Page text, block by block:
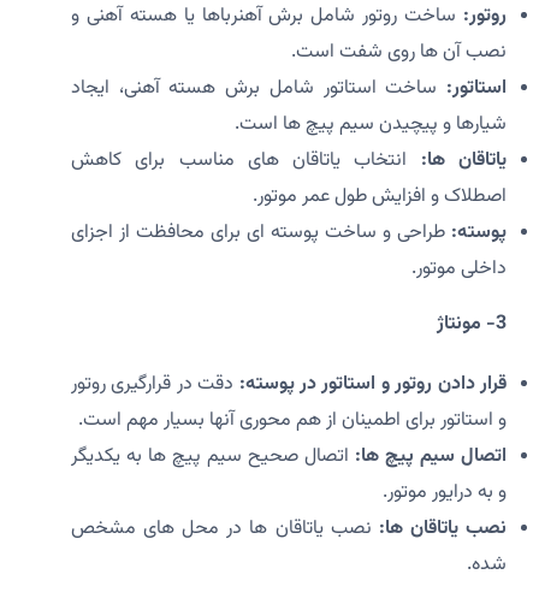
روتور: ساخت روتور شامل برش آهنرباها یا هسته آهنی و
نصب آن ها روی شفت است.
استاتور: ساخت استاتور شامل برش هسته آهنی، ایجاد
شیارها و پیچیدن سیم پیچ ها است.
یاتاقان ها: انتخاب یاتاقان های مناسب برای کاهش
اصطلاک و افزایش طول عمر موتور.
پوسته: طراحی و ساخت پوسته ای برای محافظت از اجزای
داخلی موتور.
3- مونتاژ
قرار دادن روتور و استاتور در پوسته: دقت در قرارگیری روتور
و استاتور برای اطمینان از هم محوری آنها بسیار مهم است.
اتصال سیم پیچ ها: اتصال صحیح سیم پیچ ها به یکدیگر
و به درایور موتور.
نصب یاتاقان ها: نصب یاتاقان ها در محل های مشخص
شده.